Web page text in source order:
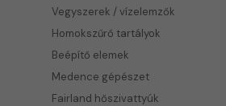
Vegyszerek / vízelemzők
Homokszűrő tartályok
Beépítő elemek
Medence gépészet
Fairland hőszivattyúk